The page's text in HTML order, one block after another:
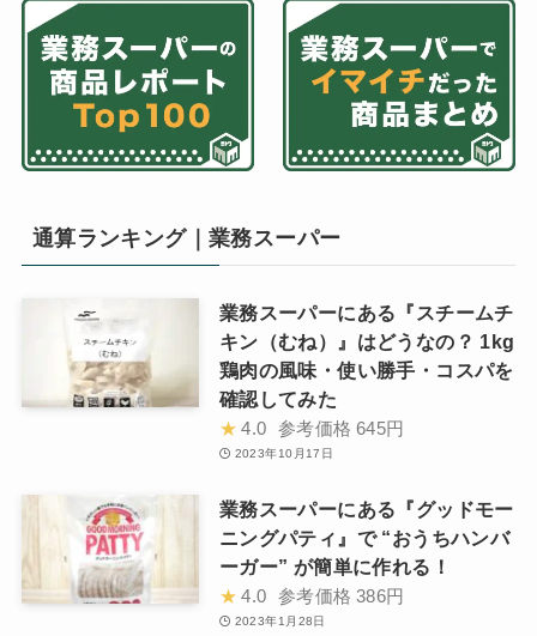
通算ランキング｜業務スーパー
業務スーパーにある『スチームチ
キン（むね）』はどうなの？ 1kg
鶏肉の風味・使い勝手・コスパを
確認してみた
★ 4.0 参考価格 645円
2023年10月17日
業務スーパーにある『グッドモー
ニングパティ』で “おうちハンバ
ーガー” が簡単に作れる！
★ 4.0 参考価格 386円
2023年1月28日